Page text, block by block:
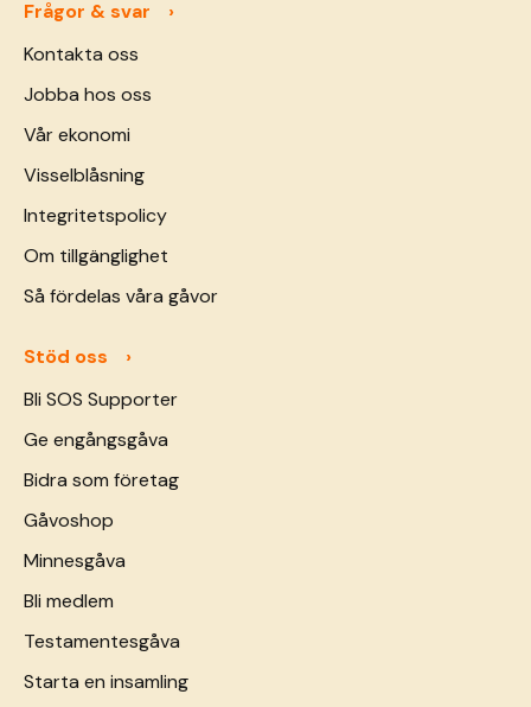
Frågor & svar
Kontakta oss
Jobba hos oss
Vår ekonomi
Visselblåsning
Integritetspolicy
Om tillgänglighet
Så fördelas våra gåvor
Stöd oss
Bli SOS Supporter
Ge engångsgåva
Bidra som företag
Gåvoshop
Minnesgåva
Bli medlem
Testamentesgåva
Starta en insamling